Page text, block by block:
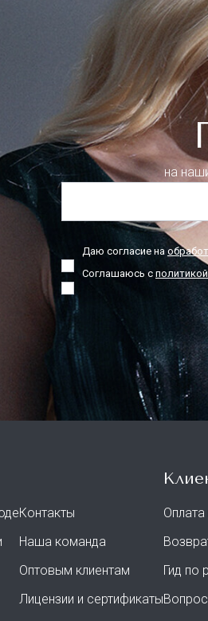
на
Даю согласие на
Соглашаюсь с
Контакты
Наша команда
Оптовым клиентам
Лицензии и сертификаты
Гид по